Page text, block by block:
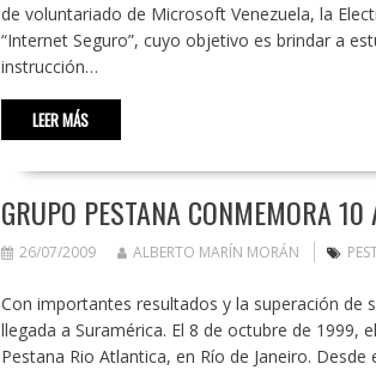
de voluntariado de Microsoft Venezuela, la
“Internet Seguro”, cuyo objetivo es brindar a
instrucción…
LEER MÁS
GRUPO PESTANA CONMEMORA
26/07/2009 ALBERTO MARÍN MORÁN
Con importantes resultados y la superación de
llegada a Suramérica. El 8 de octubre de
Pestana Rio Atlantica, en Río de Janeiro.